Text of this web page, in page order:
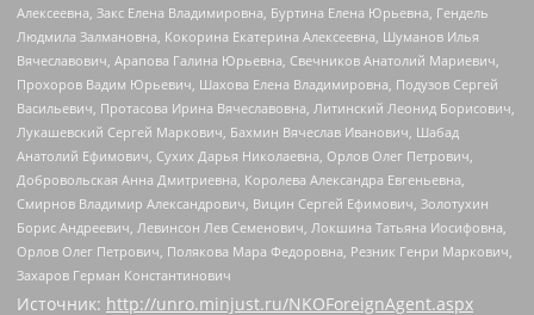
Алексеевна, Закс Елена Владимировна, Буртина Елена Юрьевна, Гендель
Людмила Залмановна, Кокорина Екатерина Алексеевна, Шуманов Илья
Вячеславович, Арапова Галина Юрьевна, Свечников Анатолий Мариевич,
Прохоров Вадим Юрьевич, Шахова Елена Владимировна, Подузов Сергей
Васильевич, Протасова Ирина Вячеславовна, Литинский Леонид Борисович,
Лукашевский Сергей Маркович, Бахмин Вячеслав Иванович, Шабад
Анатолий Ефимович, Сухих Дарья Николаевна, Орлов Олег Петрович,
Добровольская Анна Дмитриевна, Королева Александра Евгеньевна,
Смирнов Владимир Александрович, Вицин Сергей Ефимович, Золотухин
Борис Андреевич, Левинсон Лев Семенович, Локшина Татьяна Иосифовна,
Орлов Олег Петрович, Полякова Мара Федоровна, Резник Генри Маркович,
Захаров Герман Константинович
Источник: http://unro.minjust.ru/NKOForeignAgent.aspx